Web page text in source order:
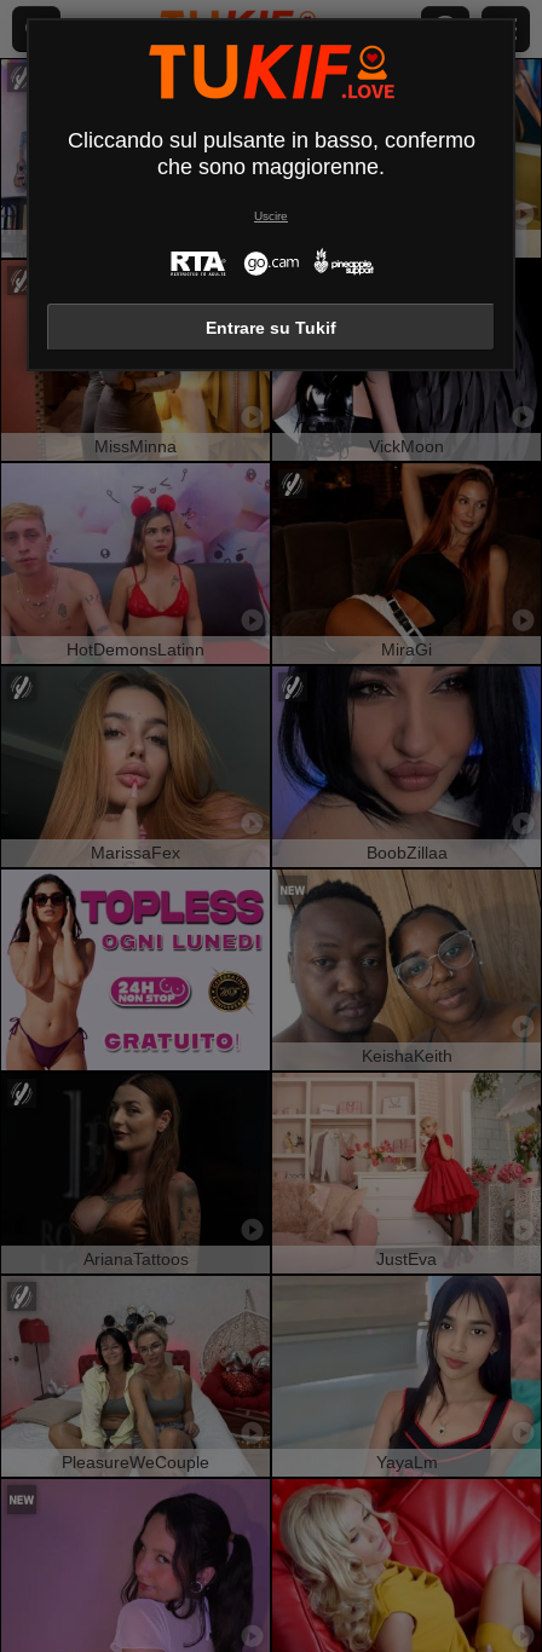
MissMinna VickMoon
HotDemonsLatinn MiraGi
MarissaFex BoobZillaa
KeishaKeith
ArianaTattoos JustEva
PleasureWeCouple YayaLm
Cliccando sul pulsante in basso, confermo
che sono maggiorenne.
Uscire
Entrare su Tukif